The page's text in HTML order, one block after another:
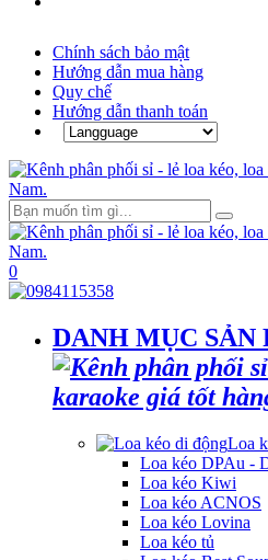
Chính sách bảo mật
Hướng dẫn mua hàng
Quy chế
Hướng dẫn thanh toán
0
DANH MỤC SẢN
Loa
Loa kéo DPAu -
Loa kéo Kiwi
Loa kéo ACNOS
Loa kéo Lovina
Loa kéo tủ